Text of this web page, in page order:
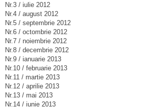
Nr.3 / iulie 2012
Nr.4 / august 2012
Nr.5 / septembrie 2012
Nr.6 / octombrie 2012
Nr.7 / noiembrie 2012
Nr.8 / decembrie 2012
Nr.9 / ianuarie 2013
Nr.10 / februarie 2013
Nr.11 / martie 2013
Nr.12 / aprilie 2013
Nr.13 / mai 2013
Nr.14 / iunie 2013